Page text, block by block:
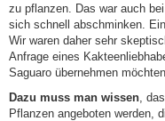
zu pflanzen. Das war auch
sich schnell abschminken.
Wir waren daher sehr
Anfrage eines
Saguaro übernehmen möchten.
Dazu muss man wissen ,
Pflanzen angeboten werden,